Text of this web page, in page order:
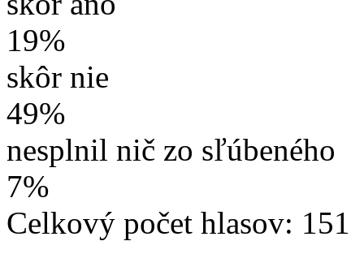
19%
skôr nie
49%
nesplnil nič zo sľúbeného
7%
Celkový počet hlasov: 151